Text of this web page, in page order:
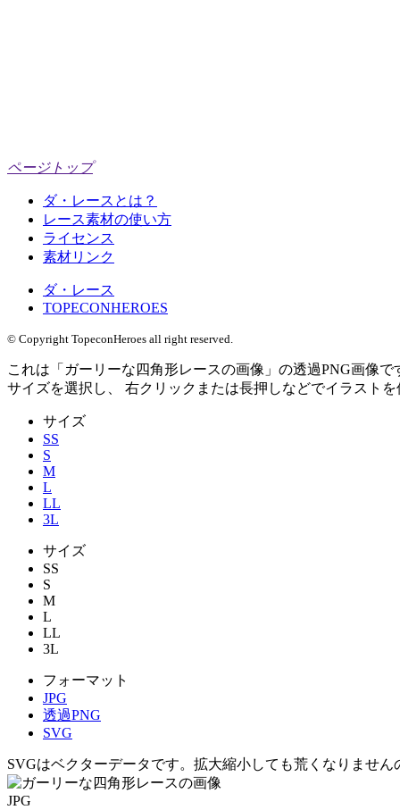
ページトップ
ダ・レースとは？
レース素材の使い方
ライセンス
素材リンク
ダ・レース
TOPECONHEROES
© Copyright TopeconHeroes all right reserved.
これは「 ガーリーな四角形レースの画像 」の透過PNG画像で
サイズを選択し、 右クリックまたは長押しなどでイラスト
サイズ
SS
S
M
L
LL
3L
サイズ
SS
S
M
L
LL
3L
フォーマット
JPG
透過PNG
SVG
SVGはベクターデータです。拡大縮小しても荒くなりませ
JPG